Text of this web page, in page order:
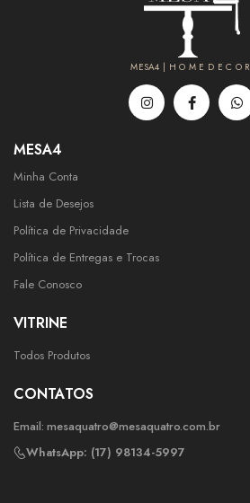
MESA4 | H O M E D E C O R
MESA4
Minha Conta
Lista de Desejos
Política de Privacidade
Política de Entregas e Trocas
Fale Conosco
VITRINE
Todos Produtos
CONTATOS
Email: mesaquatro@mesaquatro.com.br
WhatsApp: (17) 98134-5997